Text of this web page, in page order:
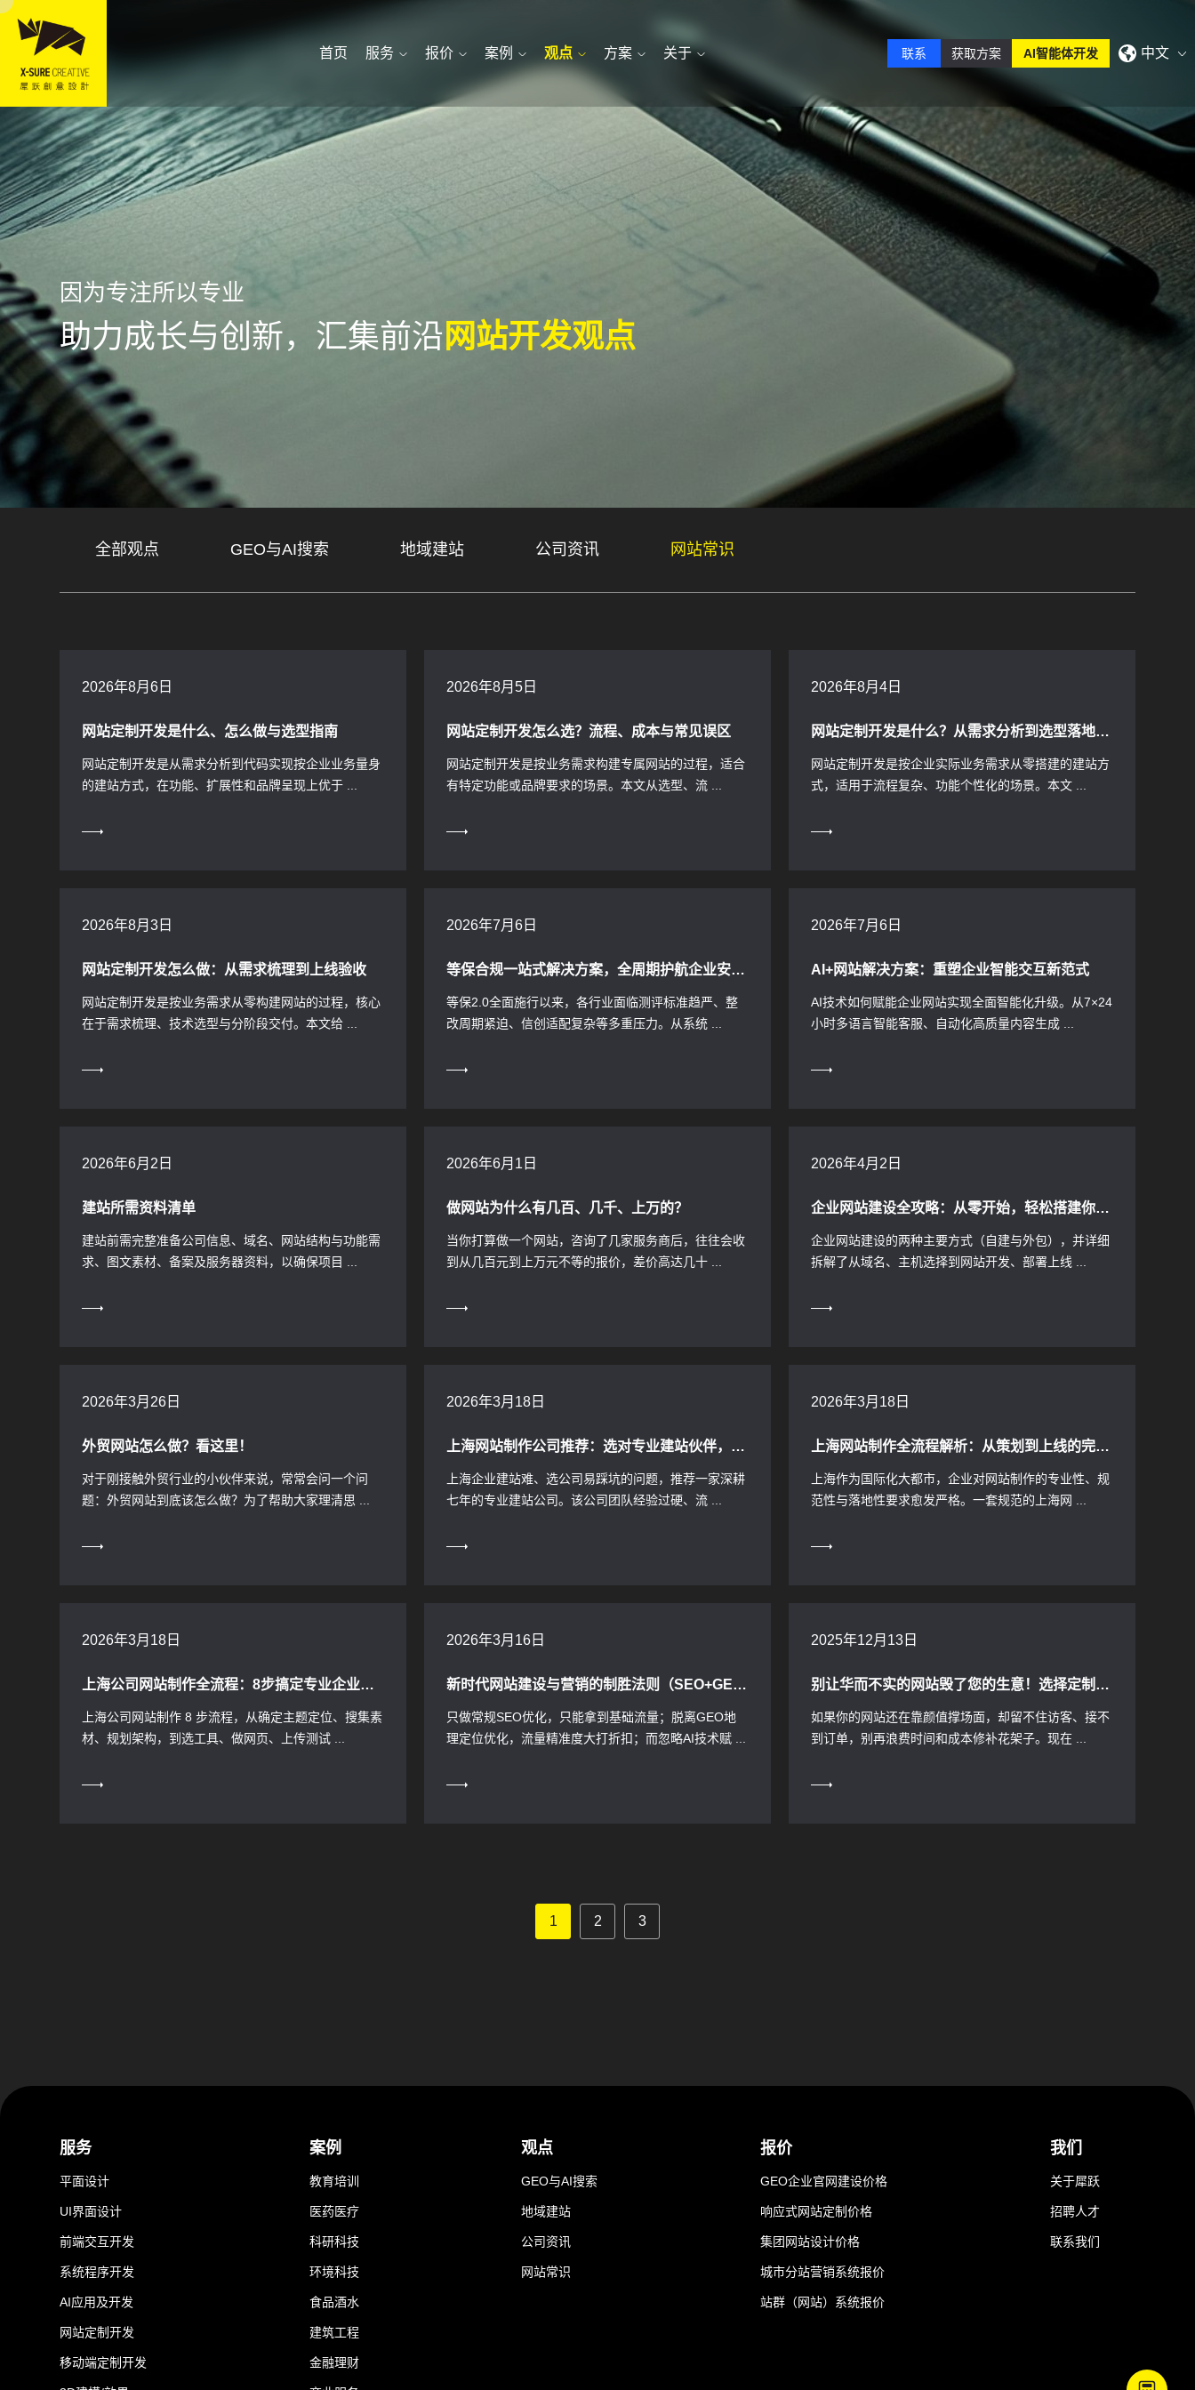
首页 服务 报价 案例 观点 方案 关于 联系 获取方案 AI智能体开发 中文
因为专注所以专业
助力成长与创新，汇集前沿 网站开发观点
全部观点 GEO与AI搜索 地域建站 公司资讯 网站常识
2026年8月6日
网站定制开发是什么、怎么做与选型指南
网站定制开发是从需求分析到代码实现按企业业务量身
的建站方式，在功能、扩展性和品牌呈现上优于 ...
2026年8月5日
网站定制开发怎么选？流程、成本与常见误区
网站定制开发是按业务需求构建专属网站的过程，适合
有特定功能或品牌要求的场景。本文从选型、流 ...
2026年8月4日
网站定制开发是什么？从需求分析到选型落地的完整指南
网站定制开发是按企业实际业务需求从零搭建的建站方
式，适用于流程复杂、功能个性化的场景。本文 ...
2026年8月3日
网站定制开发怎么做：从需求梳理到上线验收
网站定制开发是按业务需求从零构建网站的过程，核心
在于需求梳理、技术选型与分阶段交付。本文给 ...
2026年7月6日
等保合规一站式解决方案，全周期护航企业安全合规
等保2.0全面施行以来，各行业面临测评标准趋严、整
改周期紧迫、信创适配复杂等多重压力。从系统 ...
2026年7月6日
AI+网站解决方案：重塑企业智能交互新范式
AI技术如何赋能企业网站实现全面智能化升级。从7×24
小时多语言智能客服、自动化高质量内容生成 ...
2026年6月2日
建站所需资料清单
建站前需完整准备公司信息、域名、网站结构与功能需
求、图文素材、备案及服务器资料，以确保项目 ...
2026年6月1日
做网站为什么有几百、几千、上万的？
当你打算做一个网站，咨询了几家服务商后，往往会收
到从几百元到上万元不等的报价，差价高达几十 ...
2026年4月2日
企业网站建设全攻略：从零开始，轻松搭建你的品牌官网
企业网站建设的两种主要方式（自建与外包），并详细
拆解了从域名、主机选择到网站开发、部署上线 ...
2026年3月26日
外贸网站怎么做？看这里！
对于刚接触外贸行业的小伙伴来说，常常会问一个问
题：外贸网站到底该怎么做？为了帮助大家理清思 ...
2026年3月18日
上海网站制作公司推荐：选对专业建站伙伴，轻松打造高效营销网站
上海企业建站难、选公司易踩坑的问题，推荐一家深耕
七年的专业建站公司。该公司团队经验过硬、流 ...
2026年3月18日
上海网站制作全流程解析：从策划到上线的完整步骤
上海作为国际化大都市，企业对网站制作的专业性、规
范性与落地性要求愈发严格。一套规范的上海网 ...
2026年3月18日
上海公司网站制作全流程：8步搞定专业企业官网
上海公司网站制作 8 步流程，从确定主题定位、搜集素
材、规划架构，到选工具、做网页、上传测试 ...
2026年3月16日
新时代网站建设与营销的制胜法则（SEO+GEO双轮驱动，AI赋能破局）
只做常规SEO优化，只能拿到基础流量；脱离GEO地
理定位优化，流量精准度大打折扣；而忽略AI技术赋 ...
2025年12月13日
别让华而不实的网站毁了您的生意！选择定制开发让访客秒懂，主动下单！
如果你的网站还在靠颜值撑场面，却留不住访客、接不
到订单，别再浪费时间和成本修补花架子。现在 ...
1 2 3
服务
平面设计
UI界面设计
前端交互开发
系统程序开发
AI应用及开发
网站定制开发
移动端定制开发
案例
教育培训
医药医疗
科研科技
环境科技
食品酒水
建筑工程
金融理财
观点
GEO与AI搜索
地域建站
公司资讯
网站常识
报价
GEO企业官网建设价格
响应式网站定制价格
集团网站设计价格
城市分站营销系统报价
站群（网站）系统报价
我们
关于犀跃
招聘人才
联系我们